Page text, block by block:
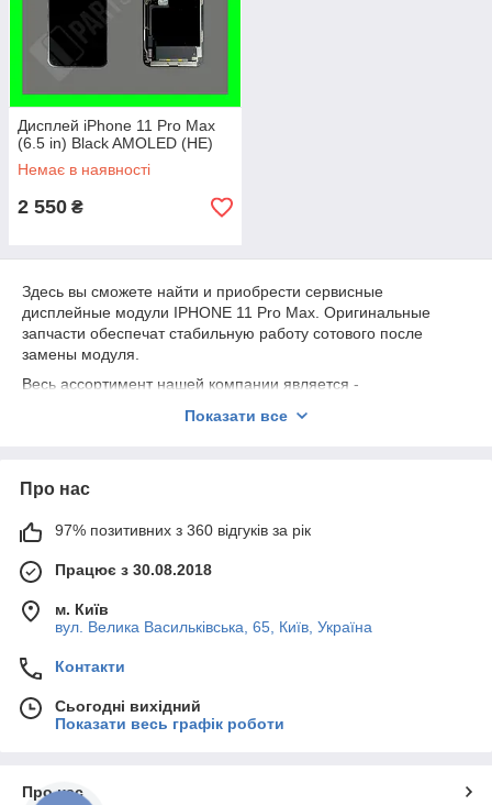
Дисплей iPhone 11 Pro Max
(6.5 in) Black AMOLED (HE)
Немає в наявності
2 550 ₴
Здесь вы сможете найти и приобрести сервисные
дисплейные модули IPHONE 11 Pro Max. Оригинальные
запчасти обеспечат стабильную работу сотового после
замены модуля.
Весь ассортимент нашей компании является -
Показати все
Про нас
97% позитивних з 360 відгуків за рік
Працює з 30.08.2018
м. Київ
вул. Велика Васильківська, 65, Київ, Україна
Контакти
Сьогодні вихідний
Показати весь графік роботи
Про нас